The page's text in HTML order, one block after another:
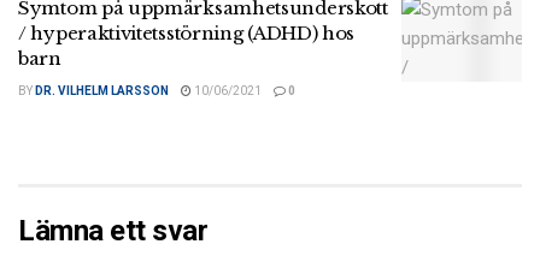
Symtom på uppmärksamhetsunderskott
/ hyperaktivitetsstörning (ADHD) hos
barn
BY DR. VILHELM LARSSON 10/06/2021 0
Lämna ett svar